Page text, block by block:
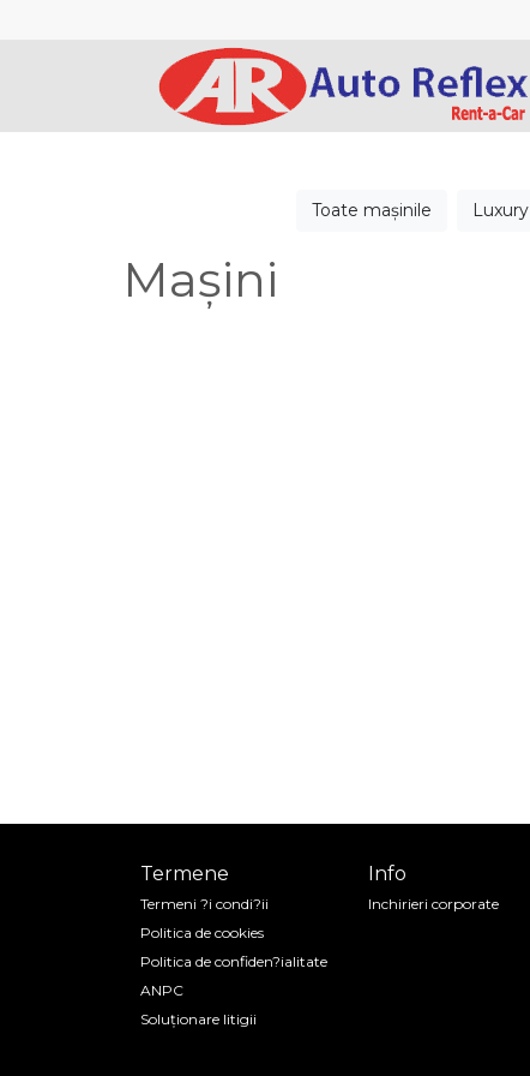
Toate mașinile Luxury
Mașini
Termene
Termeni ?i condi?ii
Politica de cookies
Politica de confiden?ialitate
ANPC
Soluționare litigii
Info
Inchirieri corporate